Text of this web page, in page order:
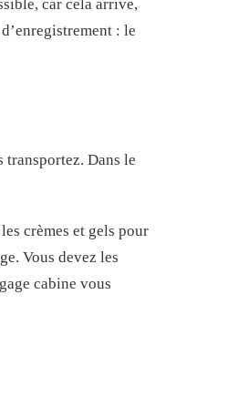
car cela arrive,
: le
transportez. Dans le
crèmes et gels pour
Vous devez les
cabine vous